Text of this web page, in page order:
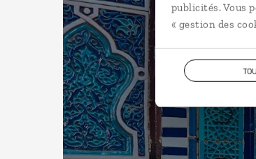
publicités. Vous
« gestion des